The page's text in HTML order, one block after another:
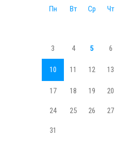
Пн Вт Ср Чт
3 4 5 6
10 11 12 13
17 18 19 20
24 25 26 27
31